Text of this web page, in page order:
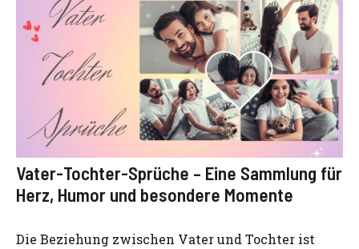
Vater-Tochter-Sprüche – Eine Sammlung für
Herz, Humor und besondere Momente
Die Beziehung zwischen Vater und Tochter ist